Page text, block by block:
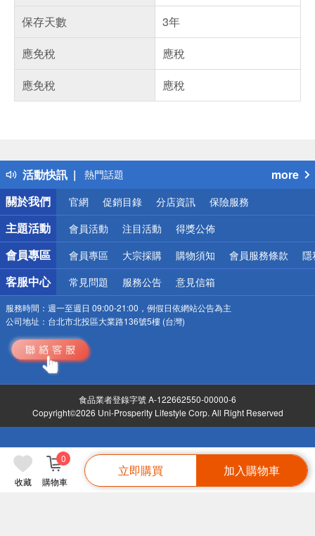
收藏 購物車
0
立即購買 加入購物車
保存天數
3年
應免稅
應稅
應免稅
應稅
活動快訊
得獎公告
熱門話題
銀行優惠
偏遠地區配送
詐騙網頁！請小心！
more
關於我們
官網 促銷目錄 分店資訊 保險服務
主題活動 會員活動 注目活動 得獎公佈
會員專區 會員專區 大宗採購 購物須知 會員服務條款 隱
客服中心 常見問題 服務公告 意見信箱
服務時間： 週一至週日 09:00-21:00，例假日依網站公告為主
公司地址： 台北市北投區大業路136號5樓 (台灣)
食品業者登錄字號 A-122662550-00000-6
Copyright©2026 Uni-Prosperity Lifestyle Corp. All Right Reserved